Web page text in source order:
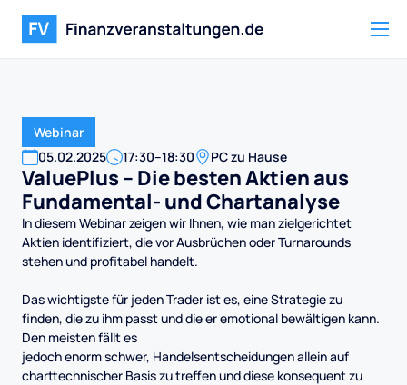
Webinar
05.02.2025 17:30–18:30 PC zu Hause
ValuePlus – Die besten Aktien aus
Fundamental- und Chartanalyse
In diesem Webinar zeigen wir Ihnen, wie man zielgerichtet
Aktien identifiziert, die vor Ausbrüchen oder Turnarounds
stehen und profitabel handelt.
Das wichtigste für jeden Trader ist es, eine Strategie zu
finden, die zu ihm passt und die er emotional bewältigen kann.
Den meisten fällt es
jedoch enorm schwer, Handelsentscheidungen allein auf
charttechnischer Basis zu treffen und diese konsequent zu